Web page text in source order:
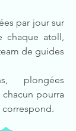
par jour sur
chaque atoll,
de guides
plongées
pourra
correspond.